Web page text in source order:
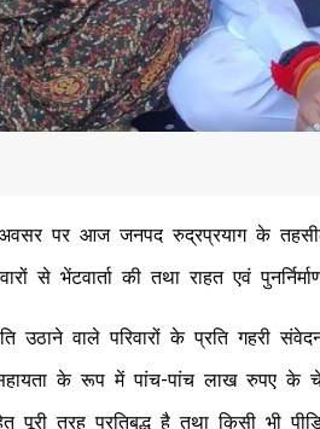
पर आज जनपद रुद्रप्रयाग के तहसील
से भेंटवार्ता की तथा राहत एवं
उठाने वाले परिवारों के प्रति गहरी
के रूप में पांच-पांच लाख रुपए के
हेतु पूरी तरह प्रतिबद्ध है तथा किसी भी